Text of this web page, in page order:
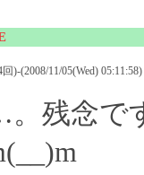
)-(2008/11/05(Wed) 05:11:58)
残念で